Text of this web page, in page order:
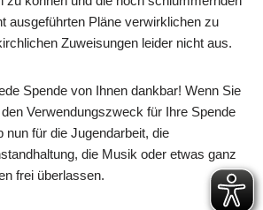
ausgeführten Pläne verwirklichen zu
Zuweisungen leider nicht aus.
Spende von Ihnen dankbar! Wenn Sie
Verwendungszweck für Ihre Spende
nun für die Jugendarbeit, die
die Musik oder etwas ganz
frei überlassen.